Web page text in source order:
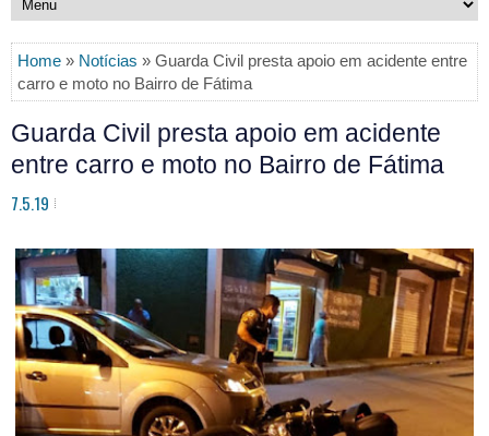
Home » Notícias » Guarda Civil presta apoio em acidente entre
carro e moto no Bairro de Fátima
Guarda Civil presta apoio em acidente
entre carro e moto no Bairro de Fátima
7.5.19